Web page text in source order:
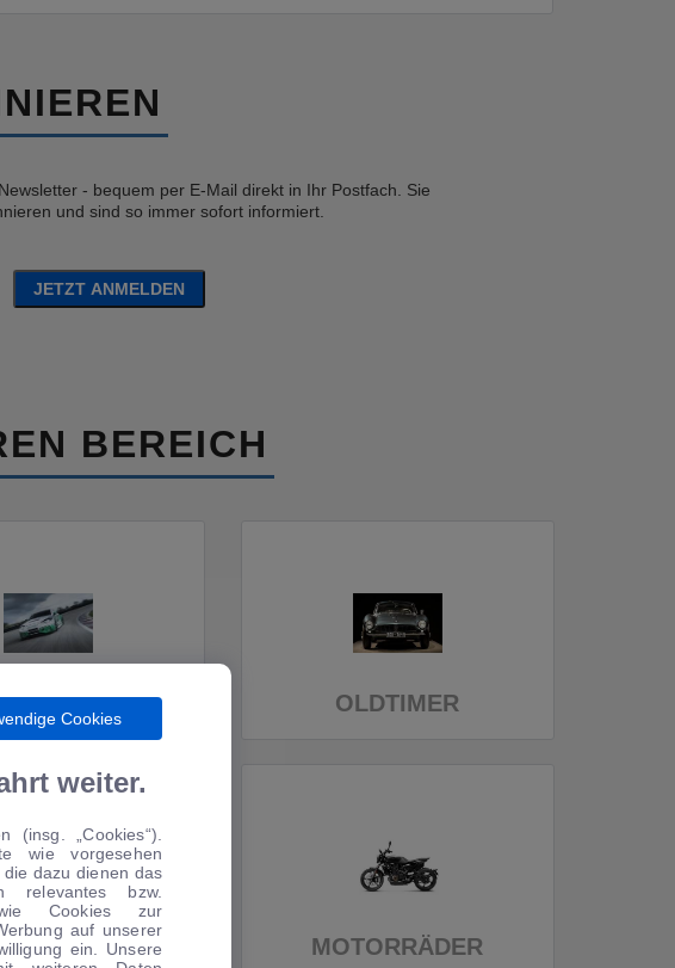
- bequem per E-Mail direkt in Ihr Postfach. Sie
und sind so immer sofort informiert.
JETZT ANMELDEN
BEREICH
OLDTIMER
MOTORRÄDER
Cookies
weiter.
(insg. „Cookies“).
wie vorgesehen
dazu dienen das
relevantes bzw.
Cookies zur
auf unserer
ein. Unsere